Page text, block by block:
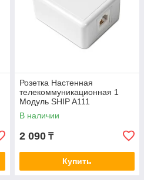
Розетка Настенная
телекоммуникационная 1
Модуль SHIP A111
В наличии
2 090 ₸
Купить